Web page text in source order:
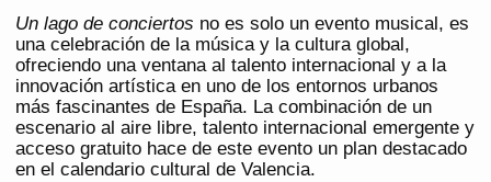
Un lago de conciertos no es solo un evento musical, es
una celebración de la música y la cultura global,
ofreciendo una ventana al talento internacional y a la
innovación artística en uno de los entornos urbanos
más fascinantes de España. La combinación de un
escenario al aire libre, talento internacional emergente y
acceso gratuito hace de este evento un plan destacado
en el calendario cultural de Valencia.